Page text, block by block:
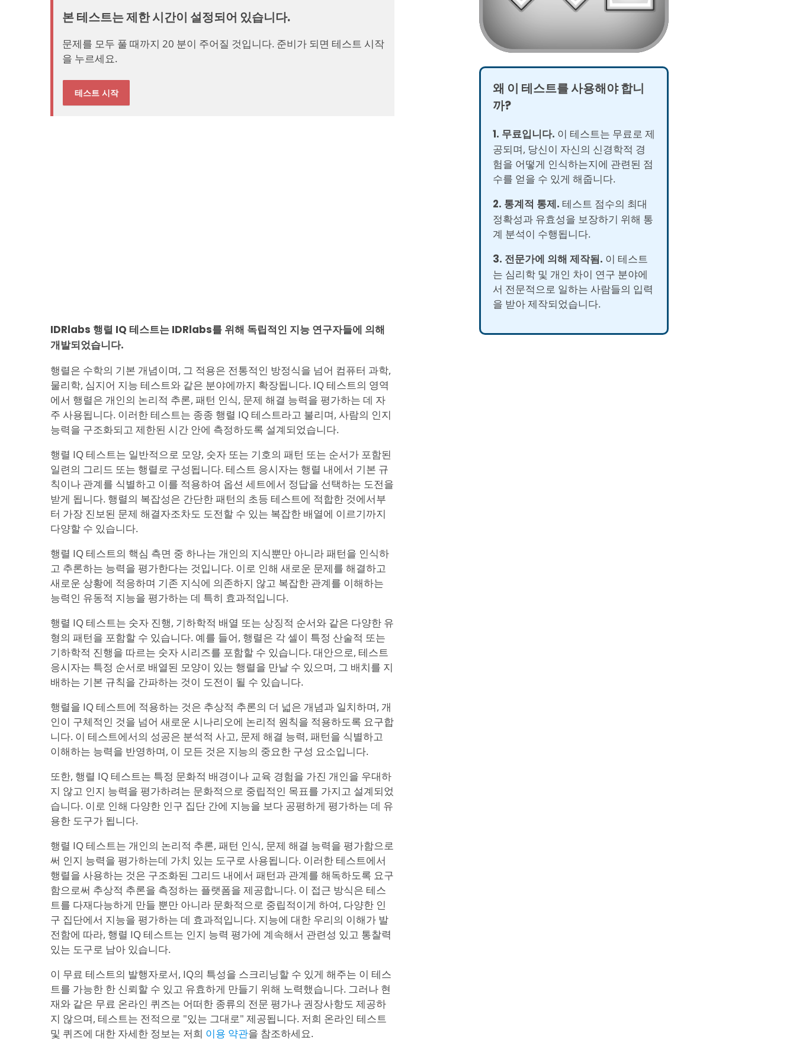
본 테스트는 제한 시간이 설정되어 있습니다.
문제를 모두 풀 때까지 20 분이 주어질 것입니다. 준비가 되면 테스트 시작
을 누르세요.
테스트 시작
IDRlabs 행렬 IQ 테스트는 IDRlabs를 위해 독립적인 지능 연구자들에 의해
개발되었습니다.
행렬은 수학의 기본 개념이며, 그 적용은 전통적인 방정식을 넘어 컴퓨터 과학,
물리학, 심지어 지능 테스트와 같은 분야에까지 확장됩니다. IQ 테스트의 영역
에서 행렬은 개인의 논리적 추론, 패턴 인식, 문제 해결 능력을 평가하는 데 자
주 사용됩니다. 이러한 테스트는 종종 행렬 IQ 테스트라고 불리며, 사람의 인지
능력을 구조화되고 제한된 시간 안에 측정하도록 설계되었습니다.
행렬 IQ 테스트는 일반적으로 모양, 숫자 또는 기호의 패턴 또는 순서가 포함된
일련의 그리드 또는 행렬로 구성됩니다. 테스트 응시자는 행렬 내에서 기본 규
칙이나 관계를 식별하고 이를 적용하여 옵션 세트에서 정답을 선택하는 도전을
받게 됩니다. 행렬의 복잡성은 간단한 패턴의 초등 테스트에 적합한 것에서부
터 가장 진보된 문제 해결자조차도 도전할 수 있는 복잡한 배열에 이르기까지
다양할 수 있습니다.
행렬 IQ 테스트의 핵심 측면 중 하나는 개인의 지식뿐만 아니라 패턴을 인식하
고 추론하는 능력을 평가한다는 것입니다. 이로 인해 새로운 문제를 해결하고
새로운 상황에 적응하며 기존 지식에 의존하지 않고 복잡한 관계를 이해하는
능력인 유동적 지능을 평가하는 데 특히 효과적입니다.
행렬 IQ 테스트는 숫자 진행, 기하학적 배열 또는 상징적 순서와 같은 다양한 유
형의 패턴을 포함할 수 있습니다. 예를 들어, 행렬은 각 셀이 특정 산술적 또는
기하학적 진행을 따르는 숫자 시리즈를 포함할 수 있습니다. 대안으로, 테스트
응시자는 특정 순서로 배열된 모양이 있는 행렬을 만날 수 있으며, 그 배치를 지
배하는 기본 규칙을 간파하는 것이 도전이 될 수 있습니다.
행렬을 IQ 테스트에 적용하는 것은 추상적 추론의 더 넓은 개념과 일치하며, 개
인이 구체적인 것을 넘어 새로운 시나리오에 논리적 원칙을 적용하도록 요구합
니다. 이 테스트에서의 성공은 분석적 사고, 문제 해결 능력, 패턴을 식별하고
이해하는 능력을 반영하며, 이 모든 것은 지능의 중요한 구성 요소입니다.
또한, 행렬 IQ 테스트는 특정 문화적 배경이나 교육 경험을 가진 개인을 우대하
지 않고 인지 능력을 평가하려는 문화적으로 중립적인 목표를 가지고 설계되었
습니다. 이로 인해 다양한 인구 집단 간에 지능을 보다 공평하게 평가하는 데 유
용한 도구가 됩니다.
행렬 IQ 테스트는 개인의 논리적 추론, 패턴 인식, 문제 해결 능력을 평가함으로
써 인지 능력을 평가하는데 가치 있는 도구로 사용됩니다. 이러한 테스트에서
행렬을 사용하는 것은 구조화된 그리드 내에서 패턴과 관계를 해독하도록 요구
함으로써 추상적 추론을 측정하는 플랫폼을 제공합니다. 이 접근 방식은 테스
트를 다재다능하게 만들 뿐만 아니라 문화적으로 중립적이게 하여, 다양한 인
구 집단에서 지능을 평가하는 데 효과적입니다. 지능에 대한 우리의 이해가 발
전함에 따라, 행렬 IQ 테스트는 인지 능력 평가에 계속해서 관련성 있고 통찰력
있는 도구로 남아 있습니다.
이 무료 테스트의 발행자로서, IQ의 특성을 스크리닝할 수 있게 해주는 이 테스
트를 가능한 한 신뢰할 수 있고 유효하게 만들기 위해 노력했습니다. 그러나 현
재와 같은 무료 온라인 퀴즈는 어떠한 종류의 전문 평가나 권장사항도 제공하
지 않으며, 테스트는 전적으로 "있는 그대로" 제공됩니다. 저희 온라인 테스트
및 퀴즈에 대한 자세한 정보는 저희 이용 약관을 참조하세요.
왜 이 테스트를 사용해야 합니
까?
1. 무료입니다. 이 테스트는 무료로 제
공되며, 당신이 자신의 신경학적 경
험을 어떻게 인식하는지에 관련된 점
수를 얻을 수 있게 해줍니다.
2. 통계적 통제. 테스트 점수의 최대
정확성과 유효성을 보장하기 위해 통
계 분석이 수행됩니다.
3. 전문가에 의해 제작됨. 이 테스트
는 심리학 및 개인 차이 연구 분야에
서 전문적으로 일하는 사람들의 입력
을 받아 제작되었습니다.